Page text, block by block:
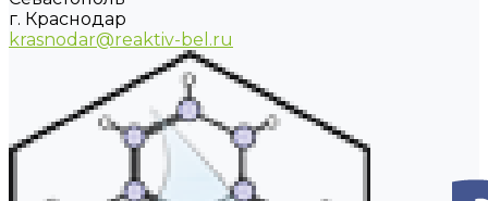
г. Краснодар
krasnodar@reaktiv-bel.ru